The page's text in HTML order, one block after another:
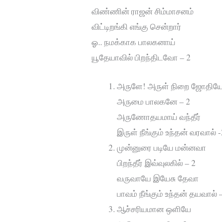
விண்ணின் ராஜன் சிம்மாசனம்
விட்டிறங்கி எங்கு சென்றார்
ஓ.. நமக்காக பாலகனாய்
யூதேயாவில் பிறந்திடவோ – 2
அருளே! அருள் நிறை
அருமை பாலகனே – 2
அருணோதயமாய் வந்தீர்
இருள் நீங்கும் உந்தன் வரவால் -
முன்னுரை படியே மன்னவா
பிறந்தீர் இவ்வுலகில் – 2
வருவாயே இயேசு தேவா
பாவம் நீங்கும் உந்தன் தயவால்
ஆச்சரியமான ஒளியே